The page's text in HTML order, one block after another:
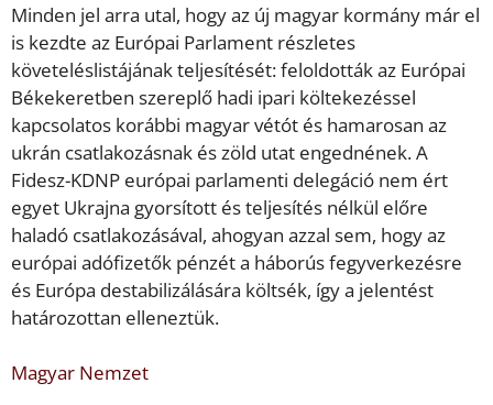
Minden jel arra utal, hogy az új magyar kormány már el
is kezdte az Európai Parlament részletes
követeléslistájának teljesítését: feloldották az Európai
Békekeretben szereplő hadi ipari költekezéssel
kapcsolatos korábbi magyar vétót és hamarosan az
ukrán csatlakozásnak és zöld utat engednének. A
Fidesz-KDNP európai parlamenti delegáció nem ért
egyet Ukrajna gyorsított és teljesítés nélkül előre
haladó csatlakozásával, ahogyan azzal sem, hogy az
európai adófizetők pénzét a háborús fegyverkezésre
és Európa destabilizálására költsék, így a jelentést
határozottan elleneztük.
Magyar Nemzet